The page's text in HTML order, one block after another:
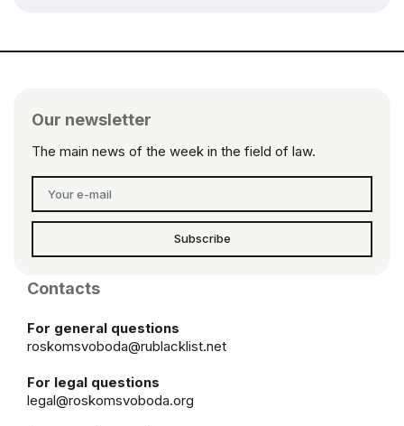
Our newsletter
The main news of the week in the field of law.
Subscribe
Contacts
For general questions
roskomsvoboda@rublacklist.net
For legal questions
legal@roskomsvoboda.org